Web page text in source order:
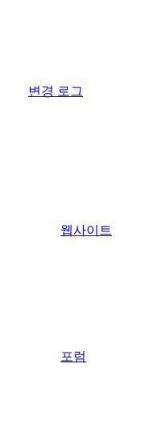
변경 로그
웹사이트
포럼